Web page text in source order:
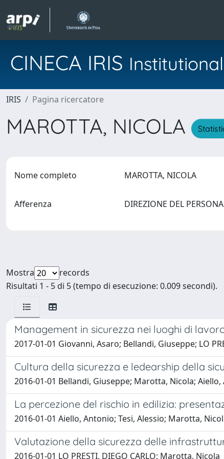
CINECA IRIS
IRIS Pagina ricercatore
MAROTTA, NICOLA
Nome completo MAROTTA, NICOLA
Afferenza DIREZIONE DEL
Mostra
records
Risultati 1 - 5 di 5 (tempo di esecuzione: 0.009 secondi).
Management in sicurezza nei luoghi di
2017-01-01 Giovanni, Asaro; Bellandi, Giuseppe; LO
Cultura della sicurezza e ledearship della
2016-01-01 Bellandi, Giuseppe; Marotta, Nicola; Aiello,
La percezione del rischio in edilizia:
2016-01-01 Aiello, Antonio; Tesi, Alessio; Marotta,
Valutazione della sicurezza delle
2016-01-01 LO PRESTI, DIEGO CARLO; Marotta, Nicola